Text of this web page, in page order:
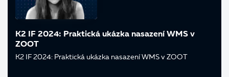
K2 IF 2024: Praktická ukázka nasazení WMS v
ZOOT
K2 IF 2024: Praktická ukázka nasazení WMS v ZOOT